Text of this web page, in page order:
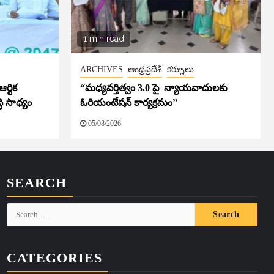
సాధ్యం
1 min read
ARCHIVES ఆంధ్రప్రదేశ్ కర్నూలు
“మధ్యవర్తిత్వం 3.0 పై న్యాయవాదులకు
ఓరియంటేషన్ కార్యక్రమం”
05/08/2026
SEARCH
Search
for:
CATEGORIES